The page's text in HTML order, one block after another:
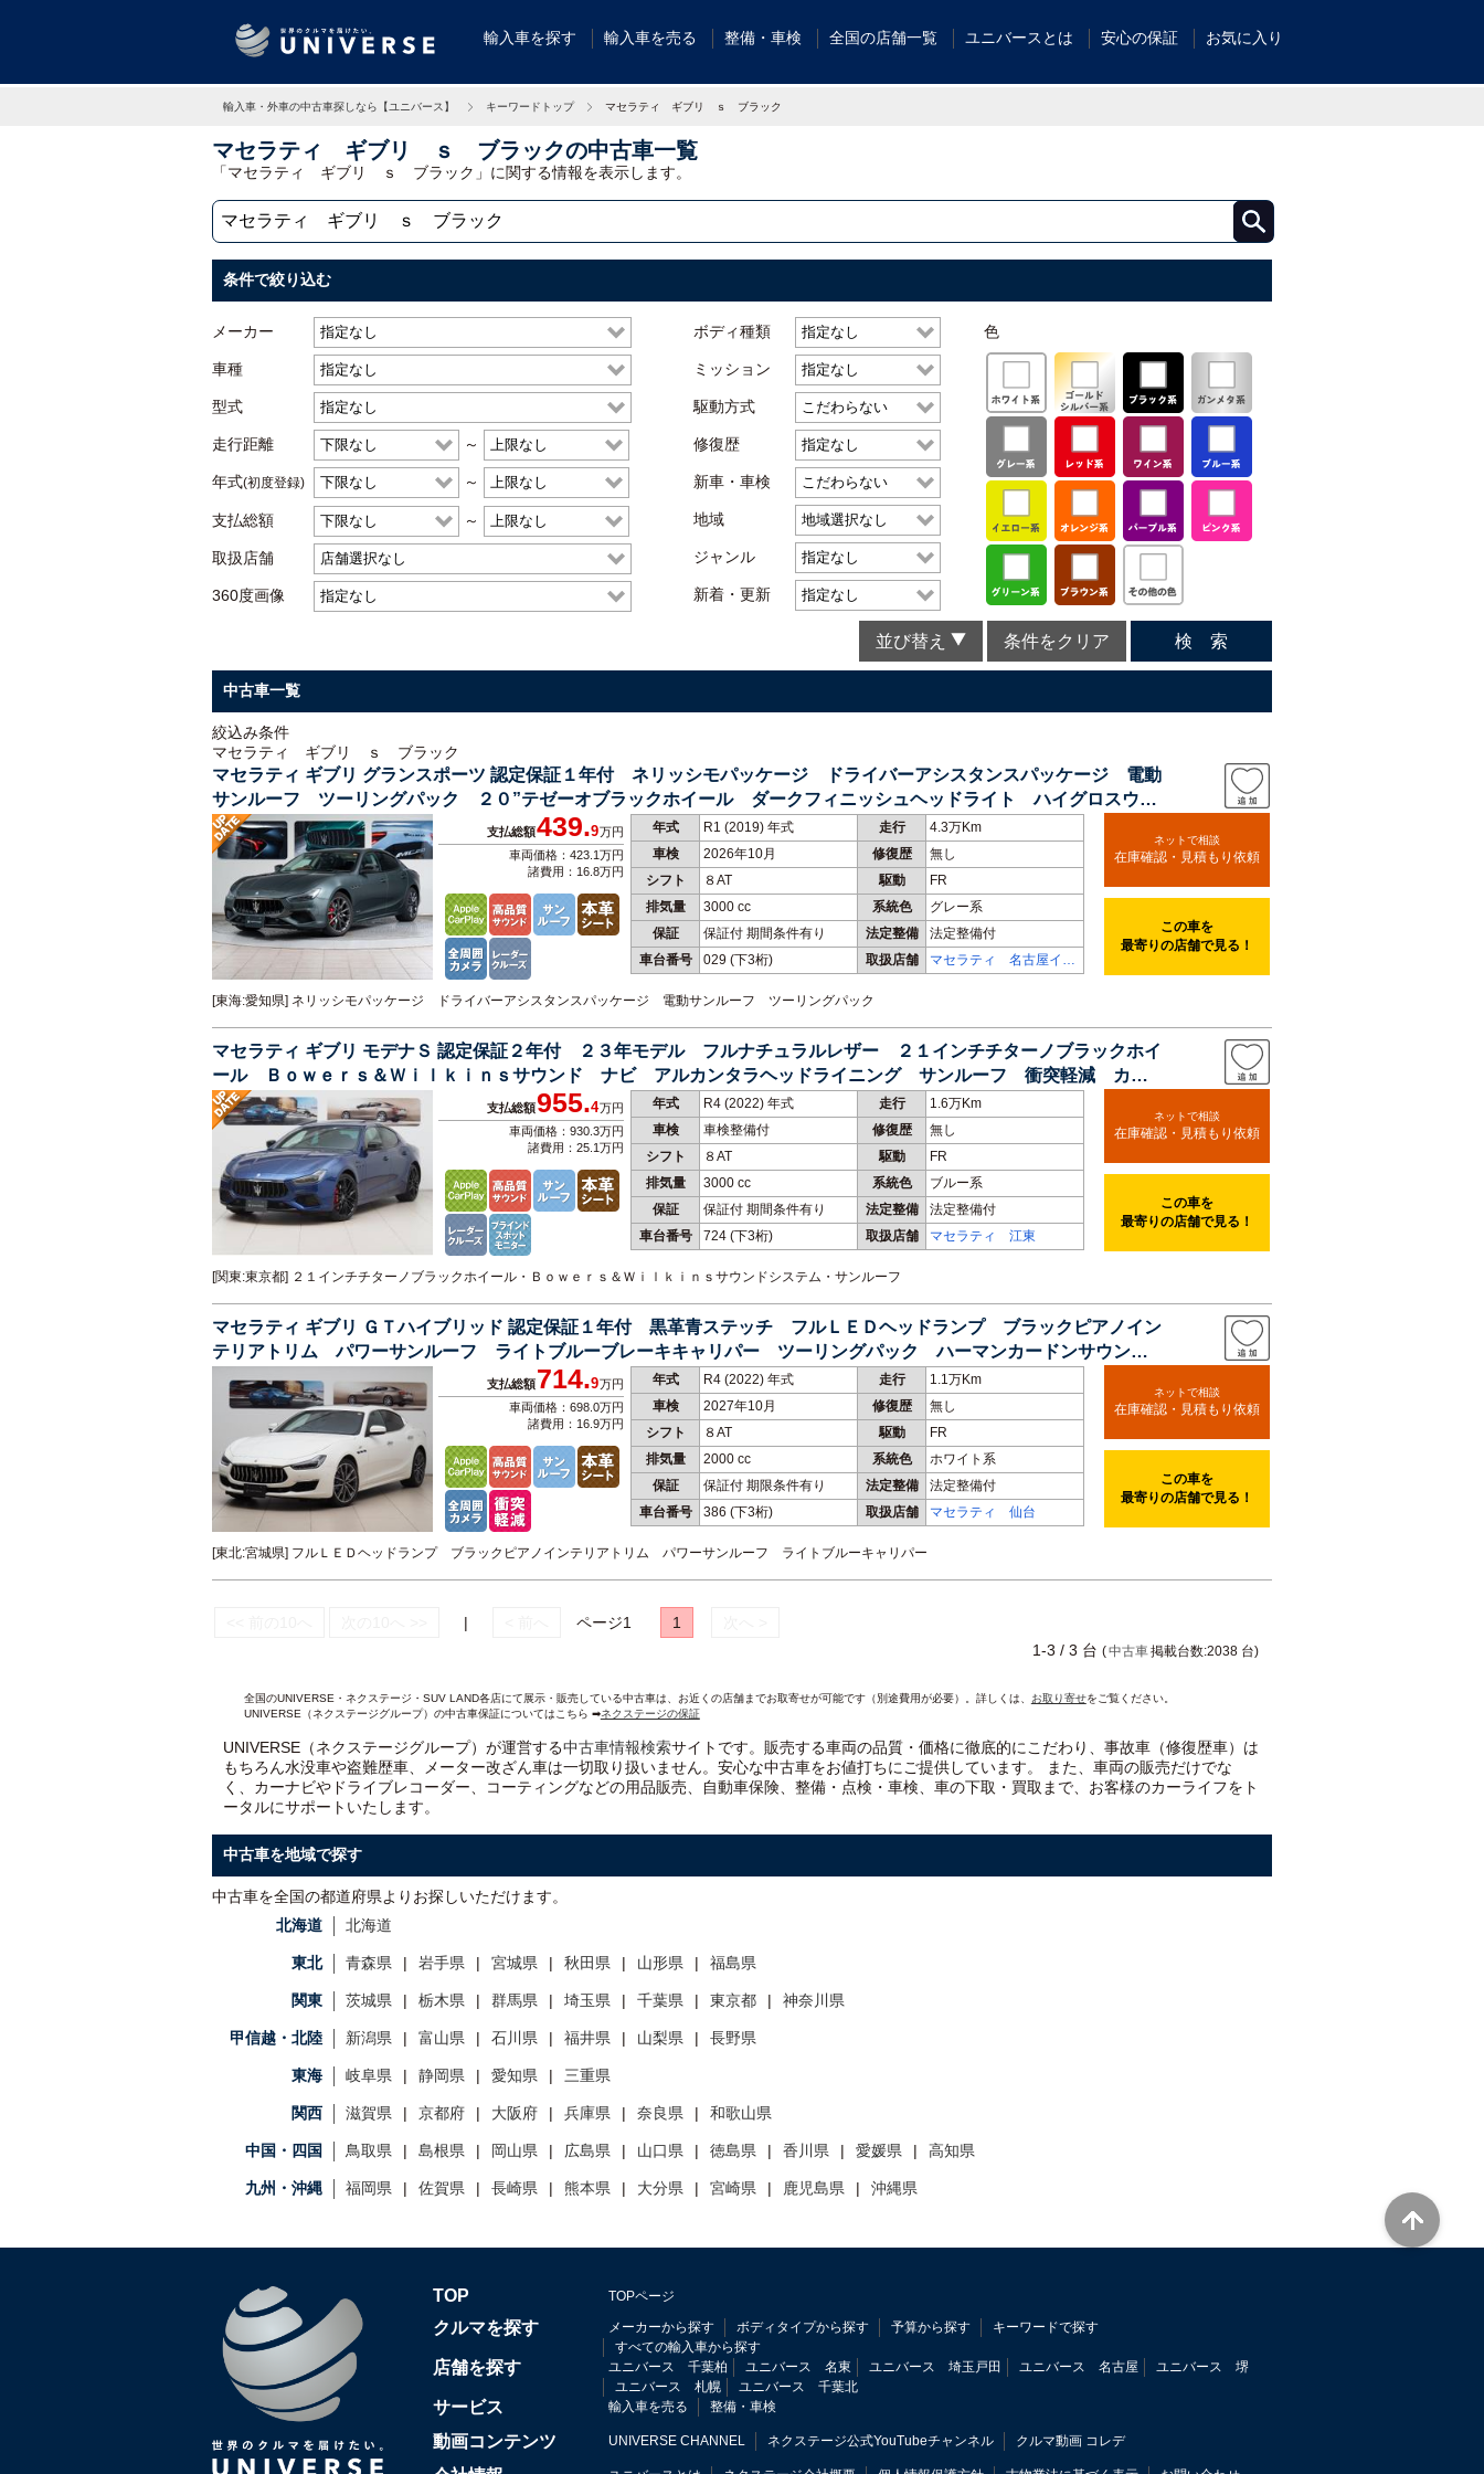
輸入車を探す 輸入車を売る 整備・車検 全国の店舗一覧 ユニバースとは 安心の保証 お気に入り
輸入車・外車の中古車探しなら【ユニバース】 キーワードトップ マセラティ ギブリ ｓ ブラック
マセラティ ギブリ ｓ ブラックの中古車一覧
「マセラティ ギブリ ｓ ブラック」に関する情報を表示します。
条件で絞り込む
メーカー
車種
型式
走行距離 ～
年式(初度登録) ～
支払総額 ～
取扱店舗
360度画像
ボディ種類
ミッション
駆動方式
修復歴
新車・車検
地域
ジャンル
新着・更新
色
並び替え 条件をクリア 検 索
中古車一覧
絞込み条件
マセラティ ギブリ ｓ ブラック
マセラティ ギブリ グランスポーツ 認定保証１年付 ネリッシモパッケージ ドライバーアシスタンスパッケージ 電動
サンルーフ ツーリングパック ２０”テゼーオブラックホイール ダークフィニッシュヘッドライト ハイグロスウッ
ドロヴェレ
年式 R1 (2019) 年式 走行
4.3万Km
車検
2026年10月 修復歴
無し
シフト
８AT 駆動
FR
排気量
3000 cc 系統色
グレー系
保証
保証付 期間条件有り 法定整備
法定整備付
車台番号
029 (下3桁) 取扱店舗
マセラティ 名古屋イン
ター
支払総額439.9万円
車両価格：423.1万円
諸費用：16.8万円
[東海:愛知県] ネリッシモパッケージ ドライバーアシスタンスパッケージ 電動サンルーフ ツーリングパック
ネットで相談
在庫確認・見積もり依頼
この車を
最寄りの店舗で見る！
マセラティ ギブリ モデナＳ 認定保証２年付 ２３年モデル フルナチュラルレザー ２１インチチターノブラックホイ
ール Ｂｏｗｅｒｓ＆Ｗｉｌｋｉｎｓサウンド ナビ アルカンタラヘッドライニング サンルーフ 衝突軽減 カー
ボントリム
年式 R4 (2022) 年式 走行
1.6万Km
車検
車検整備付 修復歴
無し
シフト
８AT 駆動
FR
排気量
3000 cc 系統色
ブルー系
保証
保証付 期間条件有り 法定整備
法定整備付
車台番号
724 (下3桁) 取扱店舗 マセラティ 江東
支払総額955.4万円
車両価格：930.3万円
諸費用：25.1万円
[関東:東京都] ２１インチチターノブラックホイール・Ｂｏｗｅｒｓ＆Ｗｉｌｋｉｎｓサウンドシステム・サンルーフ
ネットで相談
在庫確認・見積もり依頼
この車を
最寄りの店舗で見る！
マセラティ ギブリ ＧＴハイブリッド 認定保証１年付 黒革青ステッチ フルＬＥＤヘッドランプ ブラックピアノイン
テリアトリム パワーサンルーフ ライトブルーブレーキキャリパー ツーリングパック ハーマンカードンサウンド
システム
年式 R4 (2022) 年式 走行
1.1万Km
車検
2027年10月 修復歴
無し
シフト
８AT 駆動
FR
排気量
2000 cc 系統色
ホワイト系
保証
保証付 期限条件有り 法定整備
法定整備付
車台番号
386 (下3桁) 取扱店舗 マセラティ 仙台
支払総額714.9万円
車両価格：698.0万円
諸費用：16.9万円
[東北:宮城県] フルＬＥＤヘッドランプ ブラックピアノインテリアトリム パワーサンルーフ ライトブルーキャリパー
ネットで相談
在庫確認・見積もり依頼
この車を
最寄りの店舗で見る！
| ページ1 1
1-3 / 3 台 (中古車掲載台数:2038 台)
全国のUNIVERSE・ネクステージ・SUV LAND各店にて展示・販売している中古車は、お近くの店舗までお取寄せが可能です（別途費用が必要）。詳しくは、 お取り寄せをご覧ください。
UNIVERSE（ネクステージグループ）の中古車保証についてはこちら ➡ネクステージの保証
UNIVERSE（ネクステージグループ）が運営する中古車情報検索サイトです。販売する車両の品質・価格に徹底的にこだわり、事故車（修復歴車）は
もちろん水没車や盗難歴車、メーター改ざん車は一切取り扱いません。安心な中古車をお値打ちに ご提供しています。 また、車両の販売だけでな
く、カーナビやドライブレコーダー、コーティングなどの用品販売、自動車保険、整備・点検・車検、車の下取・買取まで、お客様のカーライフをト
ータルにサポートいたします。
中古車を地域で探す
中古車を全国の都道府県よりお探しいただけます。
北海道
北海道
東北 青森県 岩手県 宮城県 秋田県 山形県 福島県
関東 茨城県 栃木県 群馬県 埼玉県 千葉県 東京都 神奈川県
甲信越・北陸 新潟県 富山県 石川県 福井県 山梨県 長野県
東海 岐阜県 静岡県 愛知県 三重県
関西 滋賀県 京都府 大阪府 兵庫県 奈良県 和歌山県
中国・四国 鳥取県 島根県 岡山県 広島県 山口県 徳島県 香川県 愛媛県 高知県
九州・沖縄 福岡県 佐賀県 長崎県 熊本県 大分県 宮崎県 鹿児島県 沖縄県
TOP TOPページ
クルマを探す メーカーから探す ボディタイプから探す 予算から探す
キーワードで探す
すべての輸入車から探す
店舗を探す ユニバース 千葉柏 ユニバース 名東 ユニバース 埼玉戸田 ユニバース 名古屋
ユニバース 堺
ユニバース 札幌
ユニバース 千葉北
サービス 輸入車を売る 整備・車検
動画コンテンツ UNIVERSE CHANNEL ネクステージ公式YouTubeチャンネル クルマ動画 コレデ